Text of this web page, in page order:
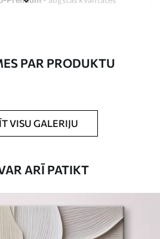
varat pievienot lakas pārklājumu.
PAR PRODUKTU
VISU GALERIJU
ARĪ PATIKT